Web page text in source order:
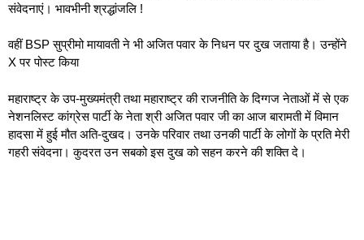
संवेदनाएं। भावभीनी श्रद्धांजलि !
वहीं BSP सुप्रीमो मायावती ने भी अजित पवार के निधन पर दुख जताया है। उन्होंने
X पर पोस्ट किया
महाराष्ट्र के उप-मुख्यमंत्री तथा महाराष्ट्र की राजनीति के दिग्गज नेताओं में से एक
नेशनलिस्ट कांग्रेस पार्टी के नेता श्री अजित पवार जी का आज बारामती में विमान
हादसा में हुई मौत अति-दुखद। उनके परिवार तथा उनकी पार्टी के लोगों के प्रति मेरी
गहरी संवेदना। कुदरत उन सबको इस दुख को सहन करने की शक्ति दे।